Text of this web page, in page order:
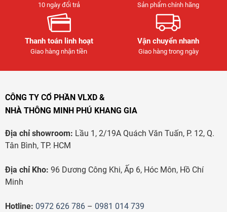
10 ngày đổi trả Sản phẩm chính hãng
Thanh toán linh hoạt
Giao hàng nhận tiền
Vận chuyển nhanh
Giao hàng trong ngày
CÔNG TY CỔ PHẦN VLXD &
NHÀ THÔNG MINH PHÚ KHANG GIA
Địa chỉ showroom: Lầu 1, 2/19A Quách Văn Tuấn, P. 12, Q.
Tân Bình, TP. HCM
Địa chỉ Kho: 96 Dương Công Khi, Ấp 6, Hóc Môn, Hồ Chí
Minh
Hotline: 0972 626 786 – 0981 014 739